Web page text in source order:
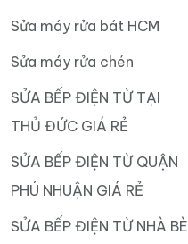
Sửa máy rửa bát HCM
Sửa máy rửa chén
SỬA BẾP ĐIỆN TỪ TẠI
THỦ ĐỨC GIÁ RẺ
SỬA BẾP ĐIỆN TỪ QUẬN
PHÚ NHUẬN GIÁ RẺ
SỬA BẾP ĐIỆN TỪ NHÀ BÈ